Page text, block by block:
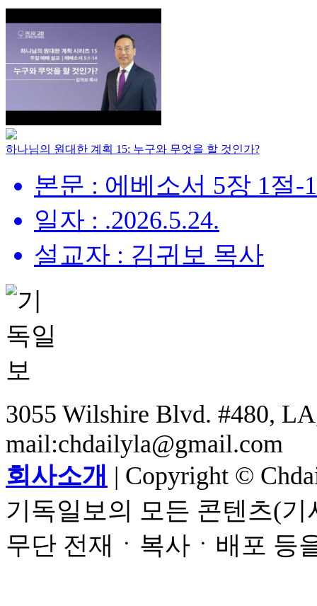
하나님의 원대한 계획 15: 누구와 무엇을 할 것인가?
본문 : 에베소서 5장 1절-
일자 : .2026.5.24.
설교자 : 김귀보 목사
3055 Wilshire Blvd. #480,
mail:chdailyla@gmail.com
회사소개 | Copyright ©
기독일보의 모든 콘텐츠(
무단 전재ㆍ복사ㆍ배포 등